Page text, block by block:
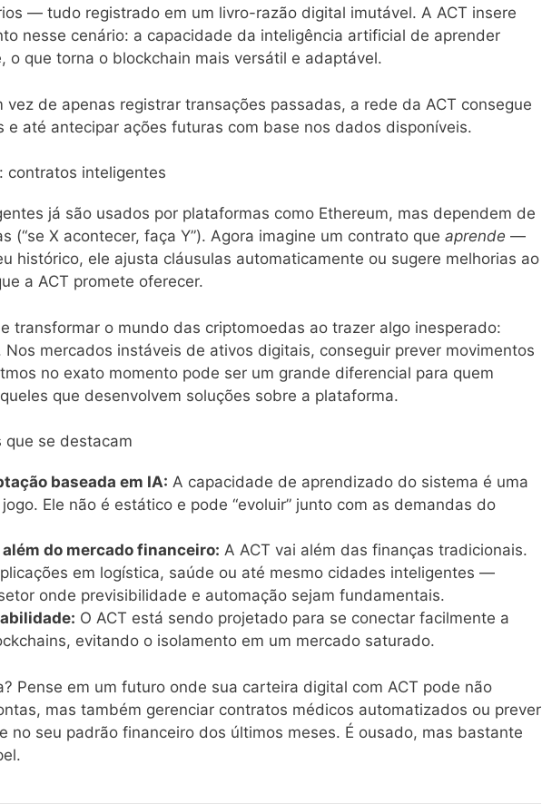
— tudo registrado em um livro-razão digital imutável. A ACT insere
nesse cenário: a capacidade da inteligência artificial de aprender
o que torna o blockchain mais versátil e adaptável.
vez de apenas registrar transações passadas, a rede da ACT consegue
e até antecipar ações futuras com base nos dados disponíveis.
contratos inteligentes
já são usados por plataformas como Ethereum, mas dependem de
(“se X acontecer, faça Y”). Agora imagine um contrato que aprende —
histórico, ele ajusta cláusulas automaticamente ou sugere melhorias ao
a ACT promete oferecer.
transformar o mundo das criptomoedas ao trazer algo inesperado:
Nos mercados instáveis de ativos digitais, conseguir prever movimentos
no exato momento pode ser um grande diferencial para quem
que desenvolvem soluções sobre a plataforma.
que se destacam
baseada em IA: A capacidade de aprendizado do sistema é uma
Ele não é estático e pode “evoluir” junto com as demandas do
do mercado financeiro: A ACT vai além das finanças tradicionais.
em logística, saúde ou até mesmo cidades inteligentes —
onde previsibilidade e automação sejam fundamentais.
O ACT está sendo projetado para se conectar facilmente a
evitando o isolamento em um mercado saturado.
Pense em um futuro onde sua carteira digital com ACT pode não
mas também gerenciar contratos médicos automatizados ou prever
no seu padrão financeiro dos últimos meses. É ousado, mas bastante